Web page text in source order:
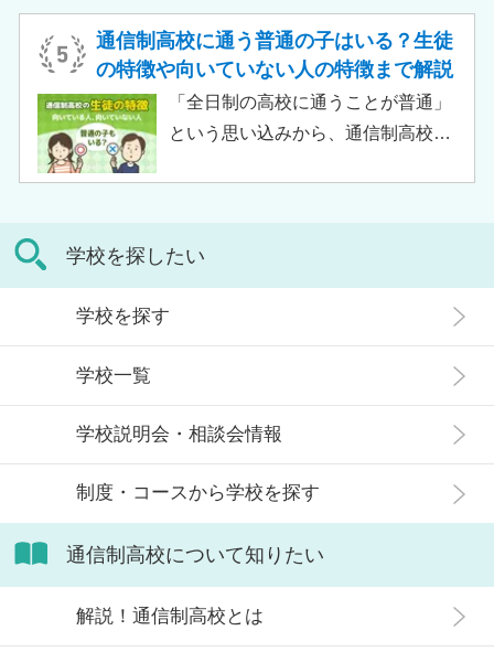
でしょう。 この記事では、サポート
校の特徴や通信制高校との違い、メ
リット・デメリットについて解説し
ます。
がある人もいるのではないでしょう
か。 結論から言うと、通信制高校に
行ったからといって「人生終了」で
は決してありません。通信制高校で
の記事では、通信制高校に行くこと
せた高校選びについて解説します。
通信制高校に通う普通の子はいる？生徒
の特徴や向いていない人の特徴まで解説
「全日制の高校に通うことが普通」
という思い込みから、通信制高校へ
生徒」などが通う学校という、先入
観がある人もいるかもしれません。
増加傾向にあり、さまざまな生徒が
在籍しています。 この記事では、通
信制高校にはどのような生徒が通っ
ているかや、通信制高校に向いてい
ます。
学校を探したい
学校を探す
学校一覧
学校説明会・相談会情報
制度・コースから学校を探す
通信制高校について知りたい
解説！通信制高校とは